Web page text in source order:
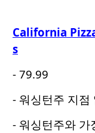
California
s
- 79.99
- 워싱턴주 지점
- 워싱턴주와 가